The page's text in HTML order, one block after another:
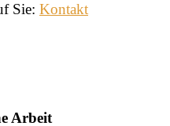
Sie: Kontakt
Arbeit